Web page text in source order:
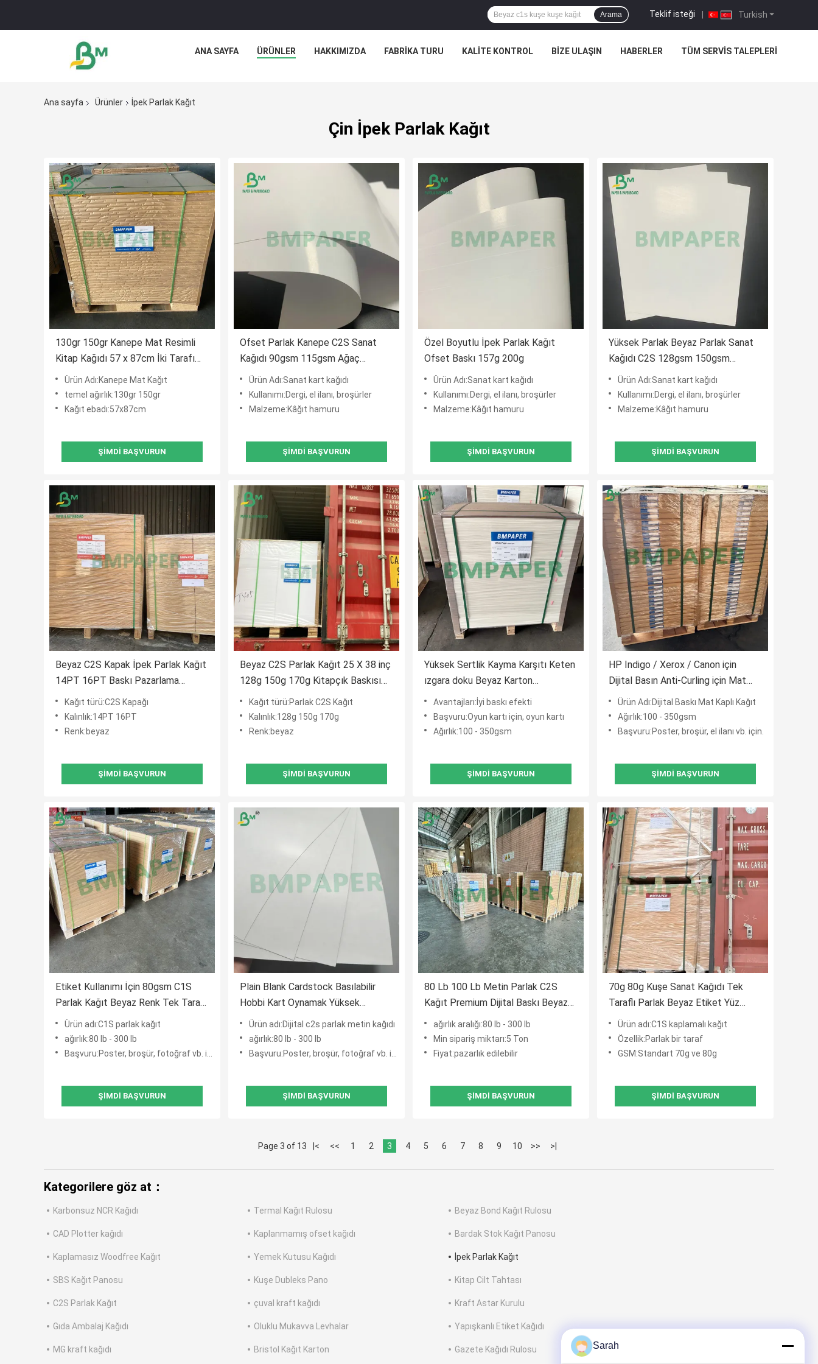
Turkish
Teklif isteği |
Arama
ANA SAYFA ÜRÜNLER HAKKIMIZDA FABRIKA TURU KALITE KONTROL BIZE ULAŞIN HABERLER TÜM SERVIS TALEPLERI
Ana sayfa Ürünler İpek Parlak Kağıt
Çin İpek Parlak Kağıt
130gr 150gr Kanepe Mat Resimli
Kitap Kağıdı 57 x 87cm İki Tarafı
Kuşe
Ürün Adı:Kanepe Mat Kağıt
temel ağırlık:130gr 150gr
Kağıt ebadı:57x87cm
ŞIMDI BAŞVURUN
Ofset Parlak Kanepe C2S Sanat
Kağıdı 90gsm 115gsm Ağaç
Hamuru Malzemesi ile Kaplanmış
Ürün Adı:Sanat kart kağıdı
Kullanımı:Dergi, el ilanı, broşürler
Malzeme:Kâğıt hamuru
ŞIMDI BAŞVURUN
Özel Boyutlu İpek Parlak Kağıt
Ofset Baskı 157g 200g
Ürün Adı:Sanat kart kağıdı
Kullanımı:Dergi, el ilanı, broşürler
Malzeme:Kâğıt hamuru
ŞIMDI BAŞVURUN
Yüksek Parlak Beyaz Parlak Sanat
Kağıdı C2S 128gsm 150gsm
250gsm 300gsm 350gsm
Ürün Adı:Sanat kart kağıdı
Kullanımı:Dergi, el ilanı, broşürler
Malzeme:Kâğıt hamuru
ŞIMDI BAŞVURUN
Beyaz C2S Kapak İpek Parlak Kağıt
14PT 16PT Baskı Pazarlama
Materyalleri İçin
Kağıt türü:C2S Kapağı
Kalınlık:14PT 16PT
Renk:beyaz
ŞIMDI BAŞVURUN
Beyaz C2S Parlak Kağıt 25 X 38 inç
128g 150g 170g Kitapçık Baskısı
İçinKağıt türü:Parlak C2S Kağıt
Kalınlık:128g 150g 170g
Renk:beyaz
ŞIMDI BAŞVURUN
Yüksek Sertlik Kayma Karşıtı Keten
ızgara doku Beyaz Karton
Profesyonel Oyun Kart Kağıdı
Avantajları:İyi baskı efekti
Başvuru:Oyun kartı için, oyun kartı
Ağırlık:100 - 350gsm
ŞIMDI BAŞVURUN
HP Indigo / Xerox / Canon için
Dijital Basın Anti-Curling için Mat
Kaplı Kağıt
Ürün Adı:Dijital Baskı Mat Kaplı Kağıt
Ağırlık:100 - 350gsm
Başvuru:Poster, broşür, el ilanı vb. için.
ŞIMDI BAŞVURUN
Etiket Kullanımı İçin 80gsm C1S
Parlak Kağıt Beyaz Renk Tek Taraflı
Kuşeli
Ürün adı:C1S parlak kağıt
ağırlık:80 lb - 300 lb
Başvuru:Poster, broşür, fotoğraf vb. için.
ŞIMDI BAŞVURUN
Plain Blank Cardstock Basılabilir
Hobbi Kart Oynamak Yüksek
Parlaklık
Ürün adı:Dijital c2s parlak metin kağıdı
ağırlık:80 lb - 300 lb
Başvuru:Poster, broşür, fotoğraf vb. için.
ŞIMDI BAŞVURUN
80 Lb 100 Lb Metin Parlak C2S
Kağıt Premium Dijital Baskı Beyaz
Kağıt
ağırlık aralığı:80 lb - 300 lb
Min sipariş miktarı:5 Ton
Fiyat:pazarlık edilebilir
ŞIMDI BAŞVURUN
70g 80g Kuşe Sanat Kağıdı Tek
Taraflı Parlak Beyaz Etiket Yüz
Kağıdı 70cm X 100cm
Ürün adı:C1S kaplamalı kağıt
Özellik:Parlak bir taraf
GSM:Standart 70g ve 80g
ŞIMDI BAŞVURUN
Page 3 of 13 |< << 1 2 3 4 5 6 7 8 9 10 >> >|
Kategorilere göz at：
Karbonsuz NCR Kağıdı Termal Kağıt Rulosu Beyaz Bond Kağıt Rulosu
CAD Plotter kağıdı Kaplanmamış ofset kağıdı Bardak Stok Kağıt Panosu
Kaplamasız Woodfree Kağıt Yemek Kutusu Kağıdı İpek Parlak Kağıt
SBS Kağıt Panosu Kuşe Dubleks Pano Kitap Cilt Tahtası
C2S Parlak Kağıt çuval kraft kağıdı Kraft Astar Kurulu
Gıda Ambalaj Kağıdı Oluklu Mukavva Levhalar Yapışkanlı Etiket Kağıdı
MG kraft kağıdı Bristol Kağıt Karton Gazete Kağıdı Rulosu Sarah